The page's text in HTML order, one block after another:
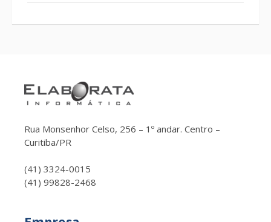
Rua Monsenhor Celso, 256 – 1º andar. Centro –
Curitiba/PR
(41) 3324-0015
(41) 99828-2468